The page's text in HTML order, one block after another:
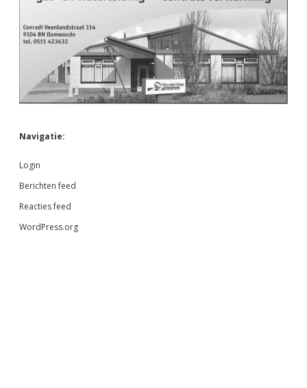
Navigatie:
Login
Berichten feed
Reacties feed
WordPress.org